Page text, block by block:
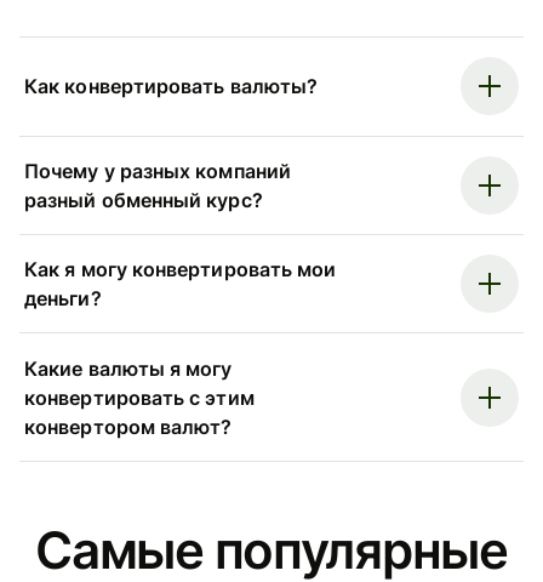
Как конвертировать валюты?
Почему у разных компаний
разный обменный курс?
Как я могу конвертировать мои
деньги?
Какие валюты я могу
конвертировать с этим
конвертором валют?
Самые популярные